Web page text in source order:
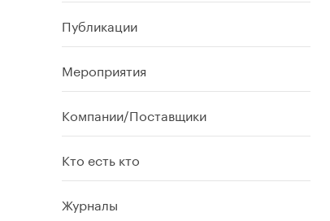
Публикации
Мероприятия
Компании/Поставщики
Кто есть кто
Журналы